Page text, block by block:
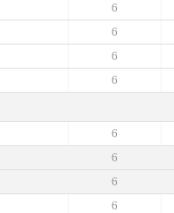
6
6
6
6
6
6
6
6